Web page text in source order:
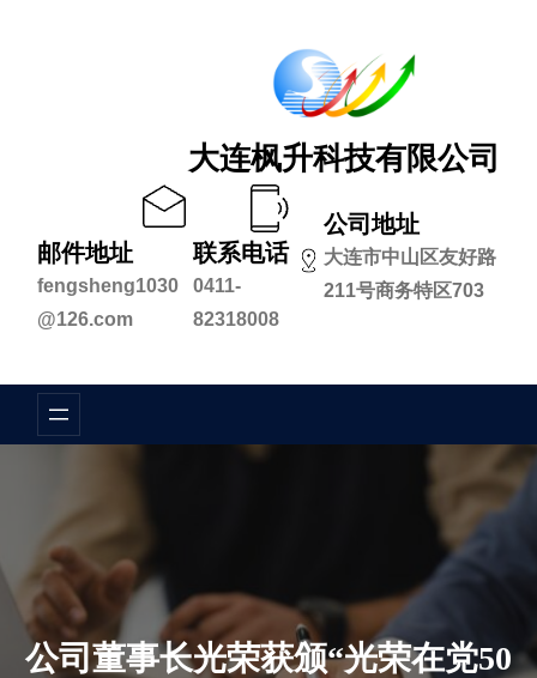
大连枫升科技有限公司
邮件地址
fengsheng1030
@126.com
联系电话
0411-
82318008
公司地址
大连市中山区友好路
211号商务特区703
公司董事长光荣获颁“光荣在党50